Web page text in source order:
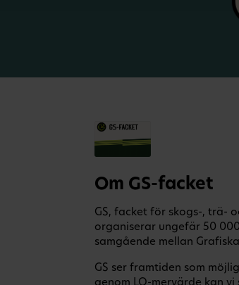
Om GS-facket
GS, facket för skogs-, trä-
organiserar ungefär 50
samgående mellan
GS ser framtiden som